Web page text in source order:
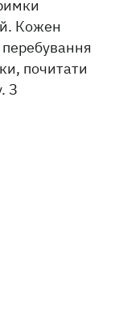
Кожен
почитати
З